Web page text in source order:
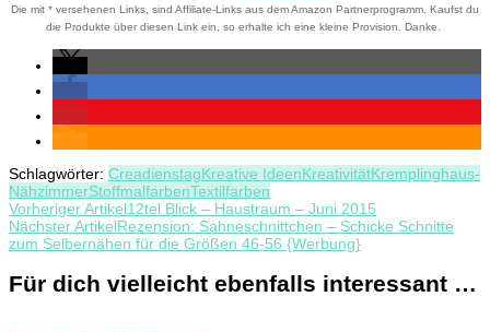
Die mit * versehenen Links, sind Affiliate-Links aus dem Amazon Partnerprogramm. Kaufst du
die Produkte über diesen Link ein, so erhalte ich eine kleine Provision. Danke.
Schlagwörter: CreadienstagKreative IdeenKreativitätKremplinghaus-
NähzimmerStoffmalfarbenTextilfarben
Beitragsnavigation
Vorheriger Artikel12tel Blick – Haustraum – Juni 2015
Nächster ArtikelRezension: Sahneschnittchen – Schicke Schnitte
zum Selbernähen für die Größen 46-56 {Werbung}
Für dich vielleicht ebenfalls interessant …